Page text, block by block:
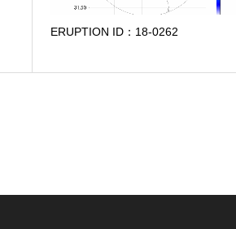
ERUPTION ID：18-0262